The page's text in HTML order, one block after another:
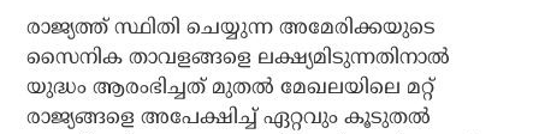
രാജ്യത്ത് സ്ഥിതി ചെയ്യുന്ന അമേരിക്കയുടെ
സൈനിക താവളങ്ങളെ ലക്ഷ്യമിടുന്നതിനാല്‍
യുദ്ധം ആരംഭിച്ചത് മുതല്‍ മേഖലയിലെ മറ്റ്
രാജ്യങ്ങളെ അപേക്ഷിച്ച് ഏറ്റവും കൂടുതല്‍